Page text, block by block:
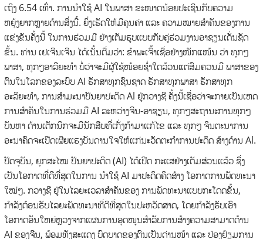
ເຖິງ 6.54 ເທົ່າ. ການນຳໃຊ້ AI ໃນພາສາ ຂະໜາດນ້ອຍປະເຊີນກັບຄວາມ
ຫຍຸ້ງຍາກຫຼາຍດ້ານສິ່ງນີ້. ຍິ່ງເຮັດໃຫ້ມີຄຸນຄ່າ ແລະ ຄວາມໝາຍສໍາຄັນຂອງການ
ແຂ່ງຂັນຄັ້ງນີ້ ໃນການຮ່ວມມື ຢ່າງເຕັມຮູບແບບກັບຄູ່ຮ່ວມງານອາຊຽນເດັ່ນຊັດ
ຂຶ້ນ. ທ່ານ ເຢເຈີນເຈີນ ໄດ້ເນັ້ນຕື່ມວ່າ: ຂ້າພະເຈົ້າເຊື່ອຢ່າງໜັກແໜ້ນ ວ່າ ທຸກໆ
ພາສາ, ທຸກໆອາລີຍະທຳ ບໍ່ວ່າຈະມີຜູ້ໃຊ້ໜ້ອຍຊ່ຳໃດລ້ວນແຕ່ສົມຄວນມີ ພາສາຂອງ
ຕົນໃນໂລກຂອງລະບົບ AI ຮັກສາທຸກຊົນຊາດ ຮັກສາທຸກພາສາ ຮັກສາທຸກ
ອະລິຍະທຳ, ການສໍາມະນາປັນຍາປະດິດ Al ຢູ່ກວາງຊີ ຄັ້ງນີ້ເຊື່ອວ່າຈະກາຍເປັນເຫດ
ການສໍາຄັນໃນການຮ່ວມມື AI ລະຫວ່າງຈີນ-ອາຊຽນ, ທຸກໆສະຖານະການທຸກໆ
ບັນຫາ ດ້ານເຕັກນິກຈະມີນັກສືບທີ່ເກັ່ງກ້າມາແກ້ໄຂ ແລະ ທຸກໆ ຈິນຕະນາການ
ອະນາຄົດຈະເປີດເຜີຍແຮງບັນດານໃຈໃຫ້ແກ່ນະວັດຕະກຳການປະດິດ ສ້າງດ້ານ Al.
ປັດຈຸບັນ, ຍຸກສະໄໝ ປັນຍາປະດິດ (AI) ໄດ້ເປີດ ກະແສຢ່າງເຕັມສ່ວນແລ້ວ ຊຶ່ງ
ເປັນໂອກາດທີ່ດີທີ່ສຸດໃນການ ນຳໃຊ້ AI ມາປະດິດຄິດສ້າງ ໂອກາດການພັດທະນາ
ໃໝ່ໆ. ກວາງຊີ ຢູ່ໃນໄລຍະເວລາສຳຄັນຂອງ ການພັດທະນາແບບກະໂດດຂັ້ນ,
ກຳລັງຕ້ອນຮັບໄລຍະພັດທະນາທີ່ດີທີ່ສຸດໃນປະຫວັດສາດ, ໂດຍກຳລັງຮັບເອົາ
ໂອກາດອັນໃຫຍ່ຫຼວງຈາກແຜນການອຸດໜູນສຳລັບການສ້າງຄວາມສາມາດດ້ານ
AI ຂອງຈີນ, ພ້ອມທັງສະແດງ ບົດບາດຂອງຕົນເປັນດ່ານໜ້າ ແລະ ປ່ອງຢ້ຽມການ